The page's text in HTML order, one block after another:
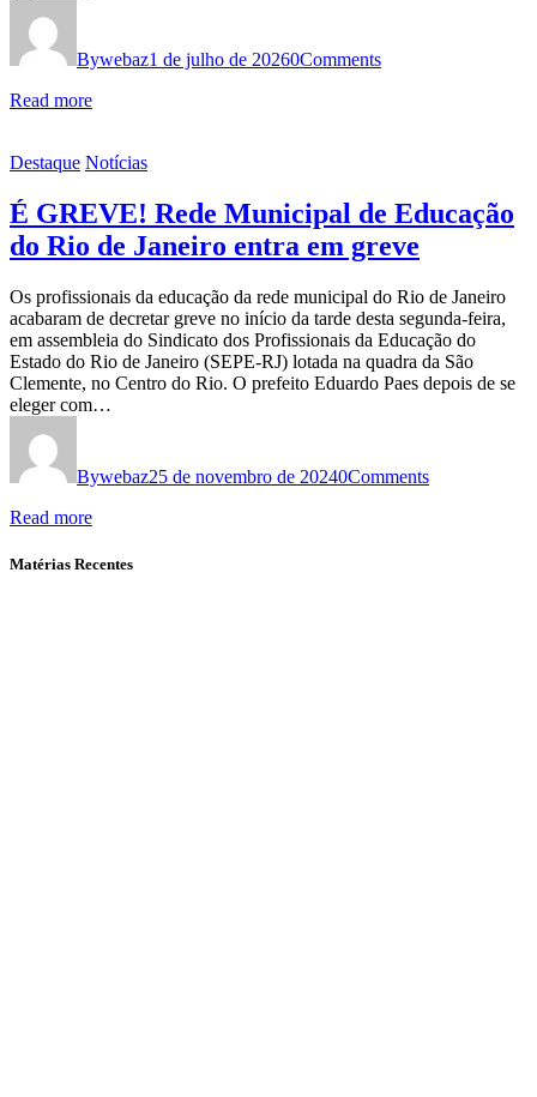
Bywebaz1 de julho de 20260Comments
Read more
Destaque Notícias
É GREVE! Rede Municipal de Educação
do Rio de Janeiro entra em greve
Os profissionais da educação da rede municipal do Rio de Janeiro
acabaram de decretar greve no início da tarde desta segunda-feira,
em assembleia do Sindicato dos Profissionais da Educação do
Estado do Rio de Janeiro (SEPE-RJ) lotada na quadra da São
Clemente, no Centro do Rio. O prefeito Eduardo Paes depois de se
eleger com…
Bywebaz25 de novembro de 20240Comments
Read more
Matérias Recentes